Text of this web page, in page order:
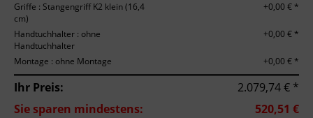
Griffe : Stangengriff K2 klein (16,4
cm)
+0,00 € *
Handtuchhalter : ohne
Handtuchhalter
+0,00 € *
Montage : ohne Montage +0,00 € *
Ihr Preis:
2.079,74 € *
Sie sparen mindestens:
520,51 €